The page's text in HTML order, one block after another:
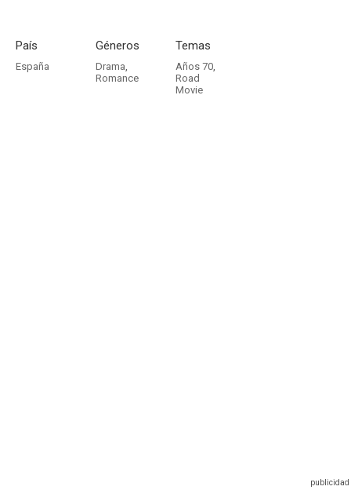
País
España
Géneros
Drama,
Romance
Temas
Años 70,
Road
Movie